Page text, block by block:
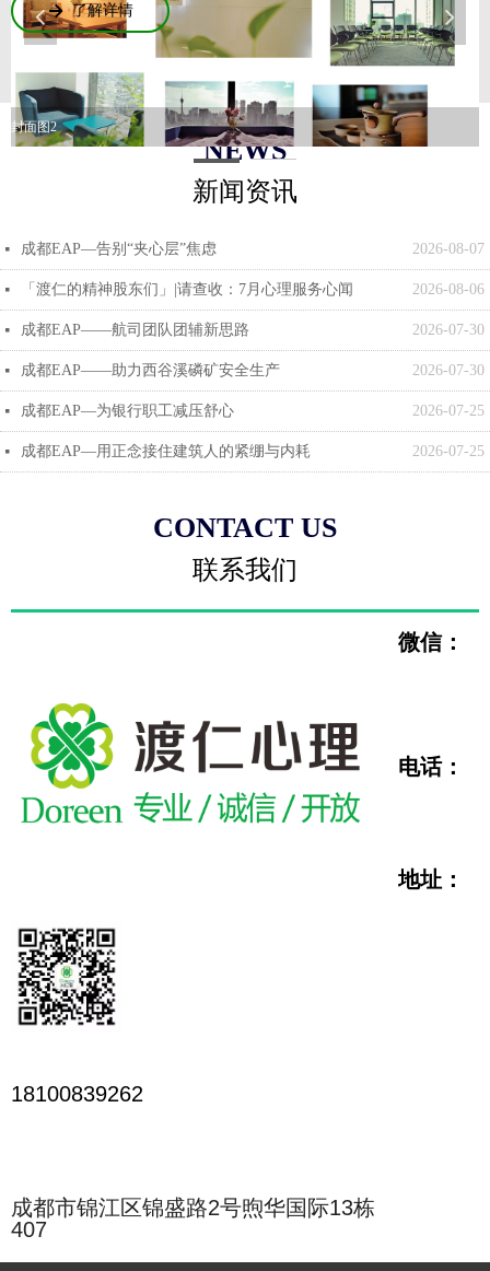
CONTACT US
联系我们
封面图2
넳 넲
녒 了解详情
微信：
电话：
地址：
18100839262
成都市锦江区锦盛路2号煦华国际13栋
407
NEWS
新闻资讯
2026-08-07
넷 成都EAP—告别“夹心层”焦虑
2026-08-06
넷 「渡仁的精神股东们」|请查收：7月心理服务心闻
2026-07-30
넷 成都EAP——航司团队团辅新思路
2026-07-30
넷 成都EAP——助力西谷溪磷矿安全生产
2026-07-25
넷 成都EAP—为银行职工减压舒心
2026-07-25
넷 成都EAP—用正念接住建筑人的紧绷与内耗